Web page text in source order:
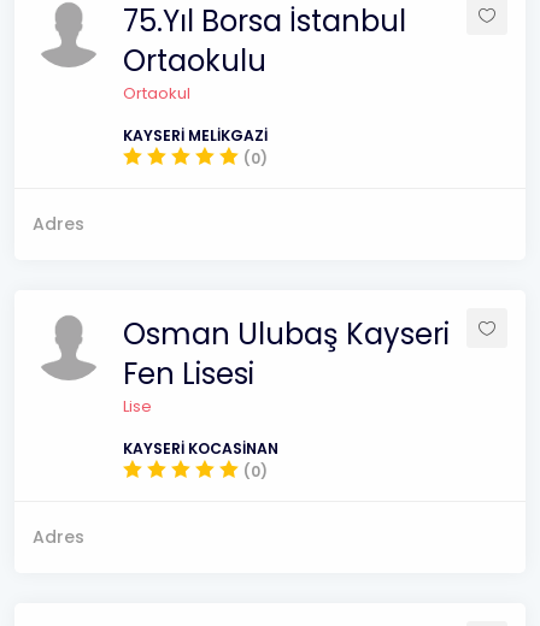
75.Yıl Borsa İstanbul
Ortaokulu
Ortaokul
KAYSERİ MELİKGAZİ
(0)
Adres
Osman Ulubaş Kayseri
Fen Lisesi
Lise
KAYSERİ KOCASİNAN
(0)
Adres